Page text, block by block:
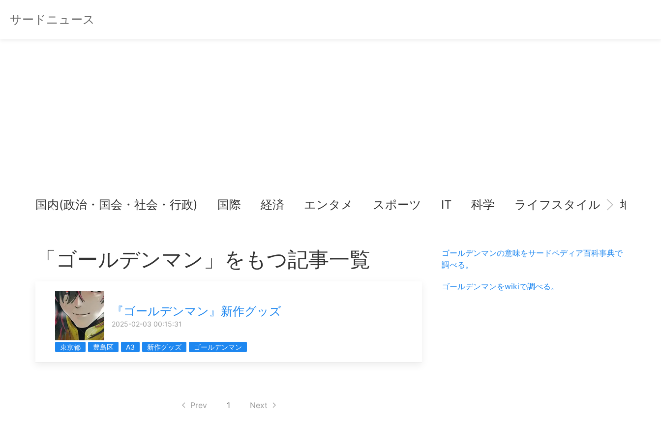
サードニュース
国内(政治・国会・社会・行政) 国際 経済 エンタメ スポーツ IT 科学 ライフスタイル 地域情
「ゴールデンマン」をもつ記事一覧
『ゴールデンマン』新作グッズ
2025-02-03 00:15:31
東京都 豊島区 A3 新作グッズ ゴールデンマン
Prev 1 Next
ゴールデンマンの意味をサードペディア百科事典で
調べる。
ゴールデンマンをwikiで調べる。